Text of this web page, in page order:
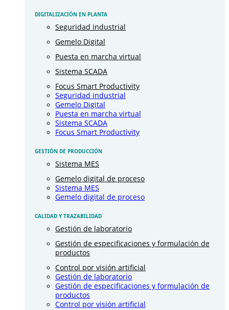
DIGITALIZACIÓN EN PLANTA
Seguridad industrial
Gemelo Digital
Puesta en marcha virtual
Sistema SCADA
Focus Smart Productivity
Seguridad industrial
Gemelo Digital
Puesta en marcha virtual
Sistema SCADA
Focus Smart Productivity
GESTIÓN DE PRODUCCIÓN
Sistema MES
Gemelo digital de proceso
Sistema MES
Gemelo digital de proceso
CALIDAD Y TRAZABILIDAD
Gestión de laboratorio
Gestión de especificaciones y formulación de
productos
Control por visión artificial
Gestión de laboratorio
Gestión de especificaciones y formulación de
productos
Control por visión artificial